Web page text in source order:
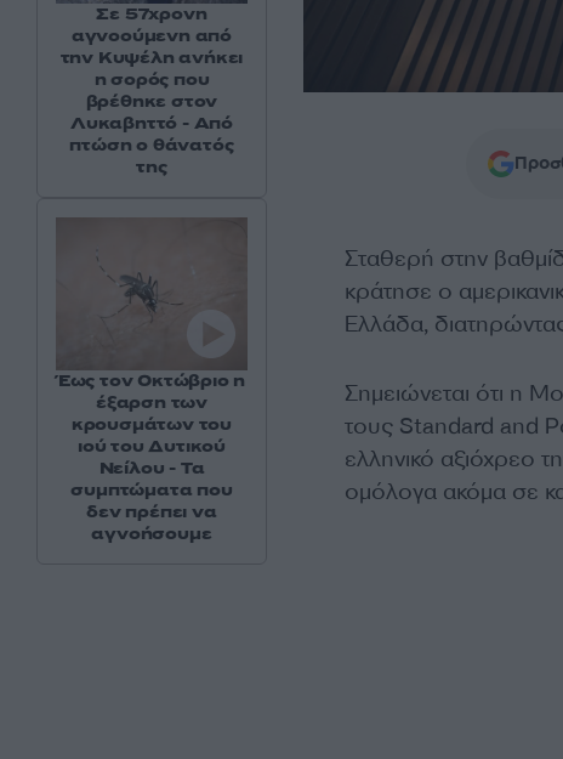
Σταθερή στην
κράτησε ο
Ελλάδα,
Σημειώνεται ότι η
τους Standard and
ελληνικό αξιόχρεο
ομόλογα ακόμα σε
Σε 57χρονη
αγνοούμενη από
την Κυψέλη ανήκει
η σορός που
βρέθηκε στον
Λυκαβηττό - Από
πτώση ο θάνατός
της
Έως τον Οκτώβριο η
έξαρση των
κρουσμάτων του
ιού του Δυτικού
Νείλου - Τα
συμπτώματα που
δεν πρέπει να
αγνοήσουμε